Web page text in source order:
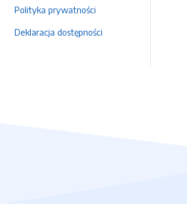
Polityka prywatności
Deklaracja dostępności